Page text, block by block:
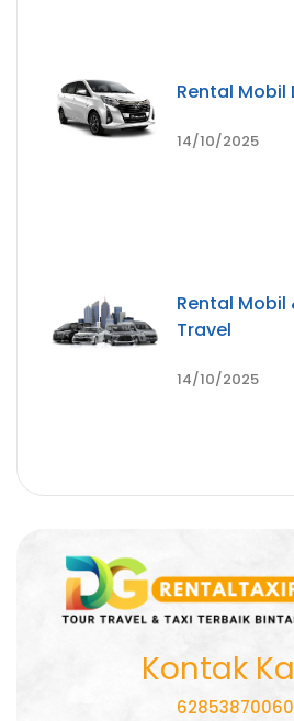
Rental Mobil
14/10/2025
Rental Mobil
Travel
14/10/2025
Kontak